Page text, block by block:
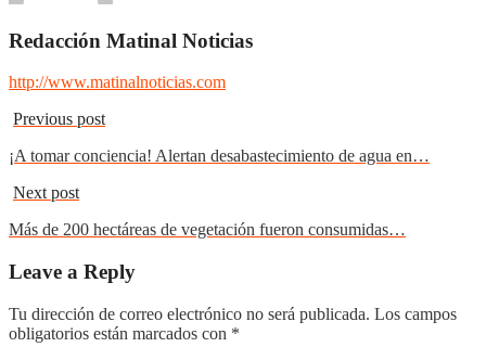
Redacción Matinal Noticias
http://www.matinalnoticias.com
Previous post
¡A tomar conciencia! Alertan desabastecimiento de agua en…
Next post
Más de 200 hectáreas de vegetación fueron consumidas…
Leave a Reply
Tu dirección de correo electrónico no será publicada. Los campos
obligatorios están marcados con *